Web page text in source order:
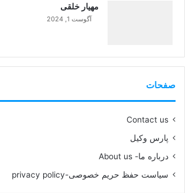
مهیار خلقی
آگوست 1, 2024
صفحات
Contact us
پارس وکیل
درباره ما- About us
سیاست حفظ حریم خصوصی-privacy policy